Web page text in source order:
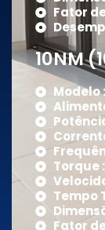
Fator
10NM
Modelo :
Torque :
Tempo
Fator